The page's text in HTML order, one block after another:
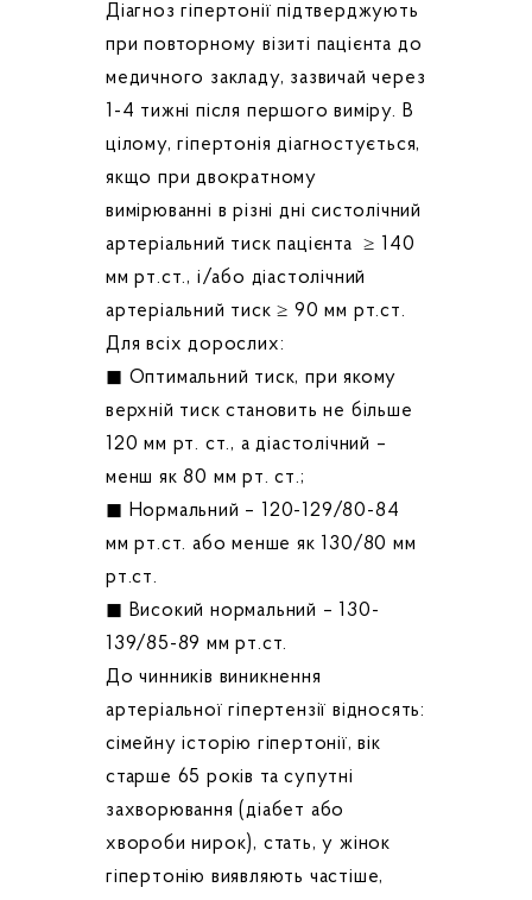
Діагноз гіпертонії підтверджують
при повторному візиті пацієнта до
медичного закладу, зазвичай через
1-4 тижні після першого виміру. В
цілому, гіпертонія діагностується,
якщо при двократному
вимірюванні в різні дні систолічний
артеріальний тиск пацієнта ≥ 140
мм рт.ст., і/або діастолічний
артеріальний тиск ≥ 90 мм рт.ст.
Для всіх дорослих:
◼ Оптимальний тиск, при якому
верхній тиск становить не більше
120 мм рт. ст., а діастолічний –
менш як 80 мм рт. ст.;
◼ Нормальний – 120-129/80-84
мм рт.ст. або менше як 130/80 мм
рт.ст.
◼ Високий нормальний – 130-
139/85-89 мм рт.ст.
До чинників виникнення
артеріальної гіпертензії відносять:
сімейну історію гіпертонії, вік
старше 65 років та супутні
захворювання (діабет або
хвороби нирок), стать, у жінок
гіпертонію виявляють частіше,